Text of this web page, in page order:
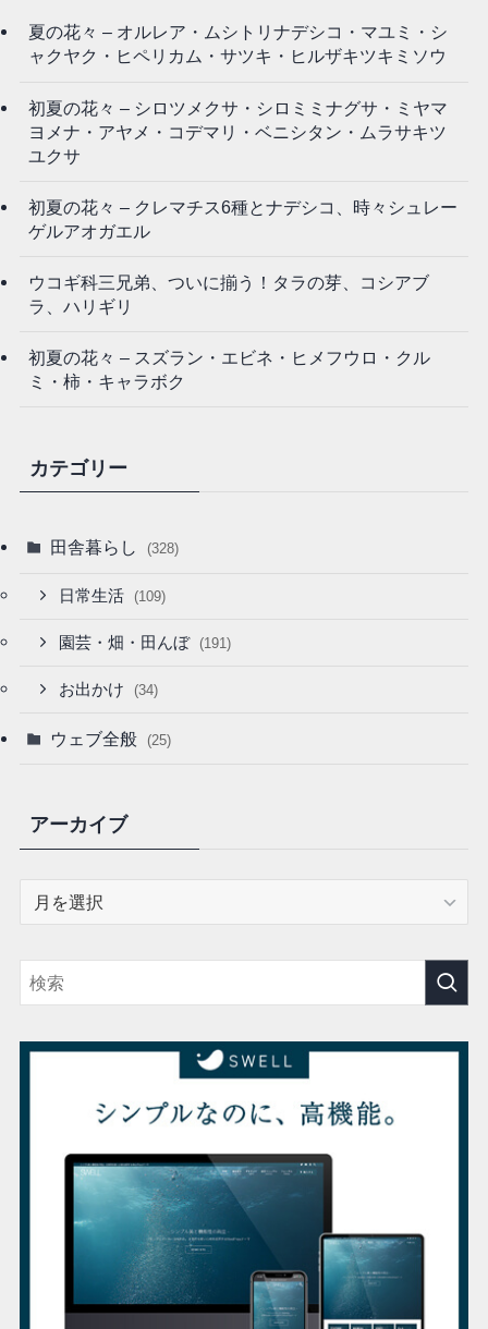
夏の花々 – オルレア・ムシトリナデシコ・マユミ・シ
ャクヤク・ヒペリカム・サツキ・ヒルザキツキミソウ
初夏の花々 – シロツメクサ・シロミミナグサ・ミヤマ
ヨメナ・アヤメ・コデマリ・ベニシタン・ムラサキツ
ユクサ
初夏の花々 – クレマチス6種とナデシコ、時々シュレー
ゲルアオガエル
ウコギ科三兄弟、ついに揃う！タラの芽、コシアブ
ラ、ハリギリ
初夏の花々 – スズラン・エビネ・ヒメフウロ・クル
ミ・柿・キャラボク
カテゴリー
田舎暮らし (328)
日常生活 (109)
園芸・畑・田んぼ (191)
お出かけ (34)
ウェブ全般 (25)
アーカイブ
イ
ブ